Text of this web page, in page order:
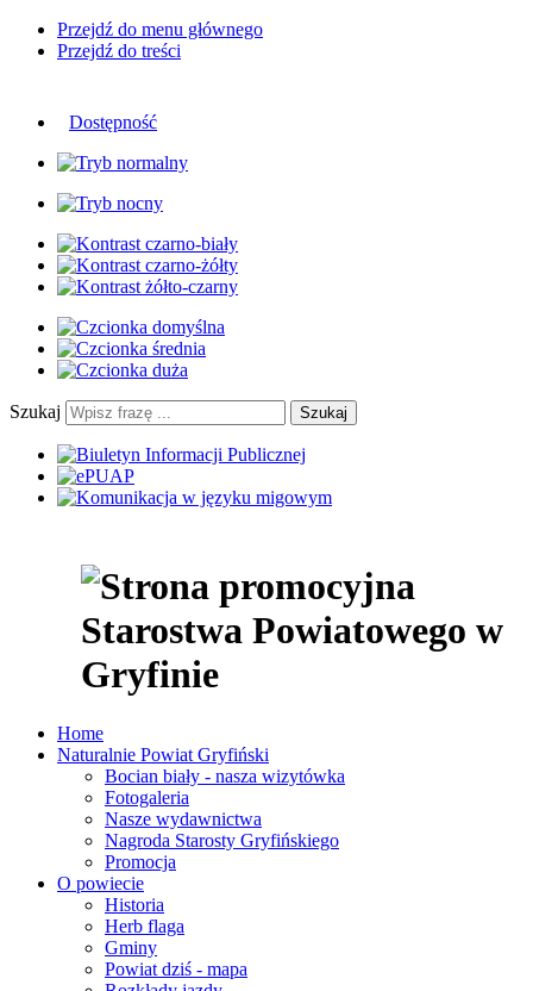
Przejdź do menu głównego
Przejdź do treści
Dostępność
Szukaj Szukaj
Home
Naturalnie Powiat Gryfiński
Bocian biały - nasza wizytówka
Fotogaleria
Nasze wydawnictwa
Nagroda Starosty Gryfińskiego
Promocja
O powiecie
Historia
Herb flaga
Gminy
Powiat dziś - mapa